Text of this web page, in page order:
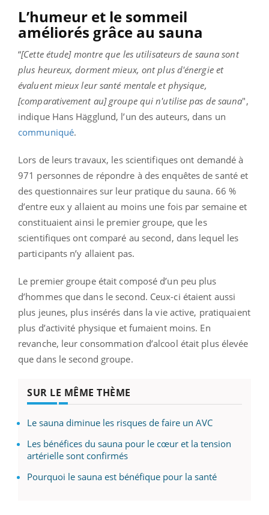
L’humeur et le sommeil
améliorés grâce au sauna
“[Cette étude] montre que les utilisateurs de sauna sont
plus heureux, dorment mieux, ont plus d'énergie et
évaluent mieux leur santé mentale et physique,
[comparativement au] groupe qui n'utilise pas de sauna",
indique Hans Hägglund, l’un des auteurs, dans un
communiqué.
Lors de leurs travaux, les scientifiques ont demandé à
971 personnes de répondre à des enquêtes de santé et
des questionnaires sur leur pratique du sauna. 66 %
d’entre eux y allaient au moins une fois par semaine et
constituaient ainsi le premier groupe, que les
scientifiques ont comparé au second, dans lequel les
participants n’y allaient pas.
Le premier groupe était composé d’un peu plus
d’hommes que dans le second. Ceux-ci étaient aussi
plus jeunes, plus insérés dans la vie active, pratiquaient
plus d’activité physique et fumaient moins. En
revanche, leur consommation d’alcool était plus élevée
que dans le second groupe.
SUR LE MÊME THÈME
Le sauna diminue les risques de faire un AVC
Les bénéfices du sauna pour le cœur et la tension
artérielle sont confirmés
Pourquoi le sauna est bénéfique pour la santé